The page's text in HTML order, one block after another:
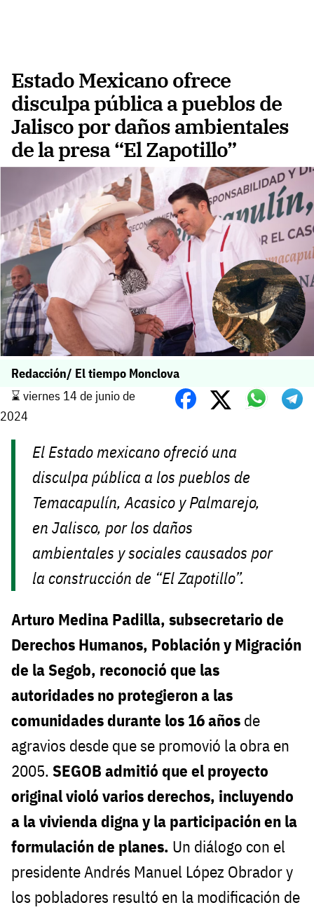
Estado Mexicano ofrece
disculpa pública a pueblos de
Jalisco por daños ambientales
de la presa “El Zapotillo”
Redacción/ El tiempo Monclova
⌛️ viernes 14 de junio de
2024
El Estado mexicano ofreció una
disculpa pública a los pueblos de
Temacapulín, Acasico y Palmarejo,
en Jalisco, por los daños
ambientales y sociales causados por
la construcción de “El Zapotillo”.
Arturo Medina Padilla, subsecretario de
Derechos Humanos, Población y Migración
de la Segob, reconoció que las
autoridades no protegieron a las
comunidades durante los 16 años de
agravios desde que se promovió la obra en
2005. SEGOB admitió que el proyecto
original violó varios derechos, incluyendo
a la vivienda digna y la participación en la
formulación de planes. Un diálogo con el
presidente Andrés Manuel López Obrador y
los pobladores resultó en la modificación de